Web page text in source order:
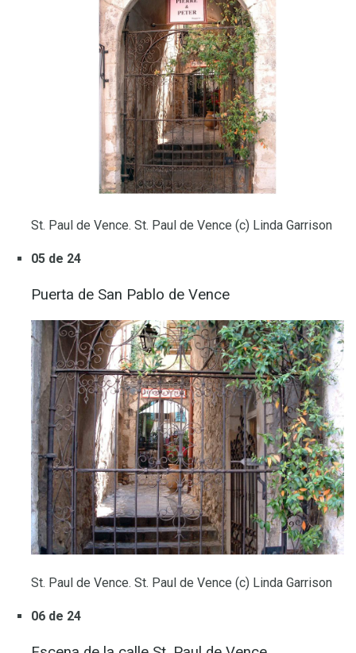
St. Paul de Vence. St. Paul de Vence (c) Linda Garrison
05 de 24
Puerta de San Pablo de Vence
St. Paul de Vence. St. Paul de Vence (c) Linda Garrison
06 de 24